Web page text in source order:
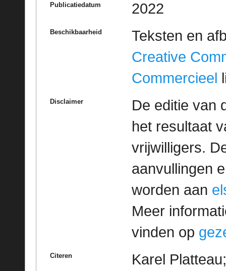
Publicatiedatum 2022
Beschikbaarheid
Teksten en
Creative
Commercieel
Disclaimer
De editie van
het resultaat
vrijwilligers.
aanvullingen
worden aan
Meer
vinden op
Citeren
Karel